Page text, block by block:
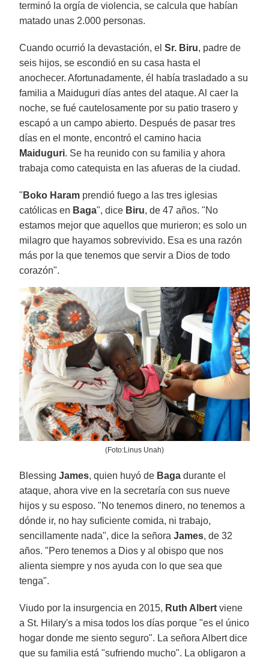
terminó la orgía de violencia, se calcula que habían
matado unas 2.000 personas.
Cuando ocurrió la devastación, elSr. Biru, padre de
seis hijos, se escondió en su casa hasta el
anochecer. Afortunadamente, él había trasladado a su
familia a Maiduguri días antes del ataque. Al caer la
noche, se fué cautelosamente por su patio trasero y
escapó a un campo abierto. Después de pasar tres
días en el monte, encontró el camino hacia
Maiduguri. Se ha reunido con su familia y ahora
trabaja como catequista en las afueras de la ciudad.
" Boko Haram prendió fuego a las tres iglesias
católicas en Baga", dice Biru, de 47 años. "No
estamos mejor que aquellos que murieron; es solo un
milagro que hayamos sobrevivido. Esa es una razón
más por la que tenemos que servir a Dios de todo
corazón".
(Foto:Linus Unah)
BlessingJames, quien huyó de Baga durante el
ataque, ahora vive en la secretaría con sus nueve
hijos y su esposo. "No tenemos dinero, no tenemos a
dónde ir, no hay suficiente comida, ni trabajo,
sencillamente nada", dice la señoraJames, de 32
años. "Pero tenemos a Dios y al obispo que nos
alienta siempre y nos ayuda con lo que sea que
tenga".
Viudo por la insurgencia en 2015, Ruth Albert viene
a St. Hilary's a misa todos los días porque "es el único
hogar donde me siento seguro". La señora Albert dice
que su familia está "sufriendo mucho". La obligaron a